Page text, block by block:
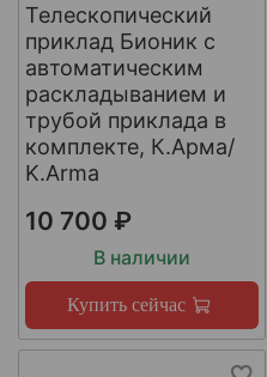
Телескопический
приклад Бионик с
автоматическим
раскладыванием и
трубой приклада в
комплекте, К.Арма/
K.Arma
10 700 ₽
В наличии
Купить сейчас